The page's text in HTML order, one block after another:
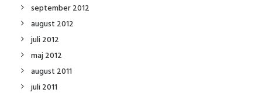
september 2012
august 2012
juli 2012
maj 2012
august 2011
juli 2011